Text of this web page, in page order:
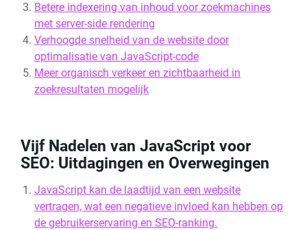
Betere indexering van inhoud voor zoekmachines
met server-side rendering
Verhoogde snelheid van de website door
optimalisatie van JavaScript-code
Meer organisch verkeer en zichtbaarheid in
zoekresultaten mogelijk
Vijf Nadelen van JavaScript voor
SEO: Uitdagingen en Overwegingen
JavaScript kan de laadtijd van een website
vertragen, wat een negatieve invloed kan hebben op
de gebruikerservaring en SEO-ranking.